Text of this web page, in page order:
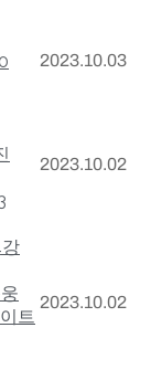
2023.10.03
2023.10.02
트
2023.10.02